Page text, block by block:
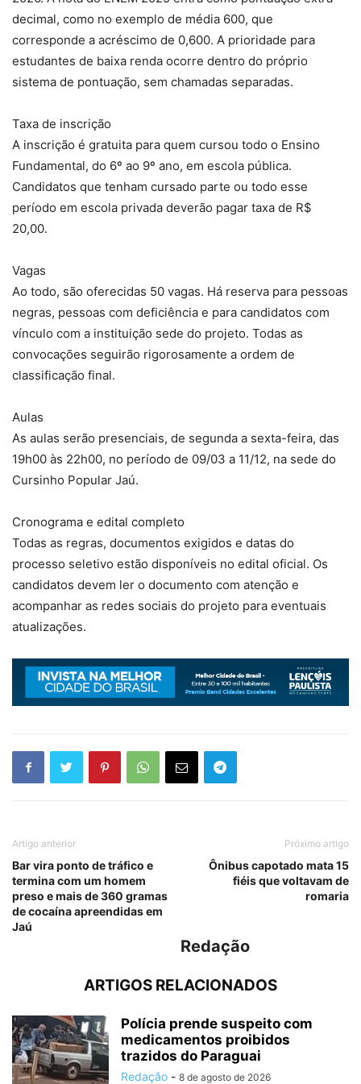
decimal, como no exemplo de média 600, que
corresponde a acréscimo de 0,600. A prioridade para
estudantes de baixa renda ocorre dentro do próprio
sistema de pontuação, sem chamadas separadas.
Taxa de inscrição
A inscrição é gratuita para quem cursou todo o Ensino
Fundamental, do 6º ao 9º ano, em escola pública.
Candidatos que tenham cursado parte ou todo esse
período em escola privada deverão pagar taxa de R$
20,00.
Vagas
Ao todo, são oferecidas 50 vagas. Há reserva para pessoas
negras, pessoas com deficiência e para candidatos com
vínculo com a instituição sede do projeto. Todas as
convocações seguirão rigorosamente a ordem de
classificação final.
Aulas
As aulas serão presenciais, de segunda a sexta-feira, das
19h00 às 22h00, no período de 09/03 a 11/12, na sede do
Cursinho Popular Jaú.
Cronograma e edital completo
Todas as regras, documentos exigidos e datas do
processo seletivo estão disponíveis no edital oficial. Os
candidatos devem ler o documento com atenção e
acompanhar as redes sociais do projeto para eventuais
atualizações.
Artigo anterior
Bar vira ponto de tráfico e
termina com um homem
preso e mais de 360 gramas
de cocaína apreendidas em
Jaú
Próximo artigo
Ônibus capotado mata 15
fiéis que voltavam de
romaria
Redação
ARTIGOS RELACIONADOS
Polícia prende suspeito com
medicamentos proibidos
trazidos do Paraguai
Redação - 8 de agosto de 2026